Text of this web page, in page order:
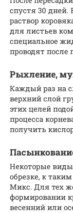
спустя 30 дней.
раствор
для листьев
специальное
проводят после
Рыхление,
Каждый раз на
верхний слой
этих целей
процесса
получить
Некоторые
обрезке, к
Микс. Для тех
формировании
весенний или